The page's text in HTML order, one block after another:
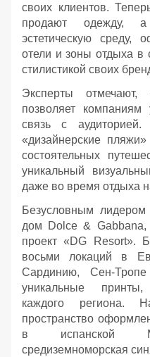
своих клиентов.
продают одежду, а
эстетическую среду,
отели и зоны отдыха в
стилистикой своих
Эксперты отмечают,
позволяет компаниям
связь с
«дизайнерские
состоятельных
уникальный
даже во время отдыха
Безусловным
дом Dolce & Gabbana,
проект «DG Resort».
восьми локаций в
Сардинию, Сен-
уникальные
каждого региона.
пространство
в испанской
средиземноморская